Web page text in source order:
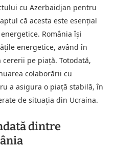
cu Azerbaidjan pentru
că acesta este esențial
România își
energetice, având în
pe piață. Totodată,
colaborării cu
a asigura o piață stabilă, în
de situația din Ucraina.
dintre